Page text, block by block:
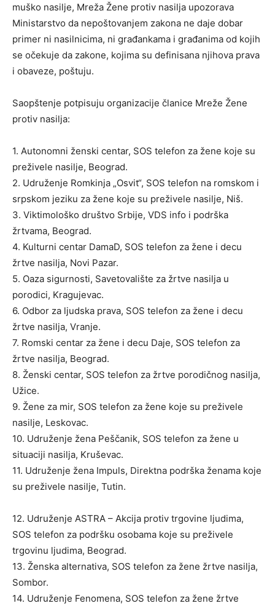
muško nasilje, Mreža Žene protiv nasilja upozorava
Ministarstvo da nepoštovanjem zakona ne daje dobar
primer ni nasilnicima, ni građankama i građanima od kojih
se očekuje da zakone, kojima su definisana njihova prava
i obaveze, poštuju.
Saopštenje potpisuju organizacije članice Mreže Žene
protiv nasilja:
1. Autonomni ženski centar, SOS telefon za žene koje su
preživele nasilje, Beograd.
2. Udruženje Romkinja „Osvit“, SOS telefon na romskom i
srpskom jeziku za žene koje su preživele nasilje, Niš.
3. Viktimološko društvo Srbije, VDS info i podrška
žrtvama, Beograd.
4. Kulturni centar DamaD, SOS telefon za žene i decu
žrtve nasilja, Novi Pazar.
5. Oaza sigurnosti, Savetovalište za žrtve nasilja u
porodici, Kragujevac.
6. Odbor za ljudska prava, SOS telefon za žene i decu
žrtve nasilja, Vranje.
7. Romski centar za žene i decu Daje, SOS telefon za
žrtve nasilja, Beograd.
8. Ženski centar, SOS telefon za žrtve porodičnog nasilja,
Užice.
9. Žene za mir, SOS telefon za žene koje su preživele
nasilje, Leskovac.
10. Udruženje žena Peščanik, SOS telefon za žene u
situaciji nasilja, Kruševac.
11. Udruženje žena Impuls, Direktna podrška ženama koje
su preživele nasilje, Tutin.
12. Udruženje ASTRA – Akcija protiv trgovine ljudima,
SOS telefon za podršku osobama koje su preživele
trgovinu ljudima, Beograd.
13. Ženska alternativa, SOS telefon za žene žrtve nasilja,
Sombor.
14. Udruženje Fenomena, SOS telefon za žene žrtve